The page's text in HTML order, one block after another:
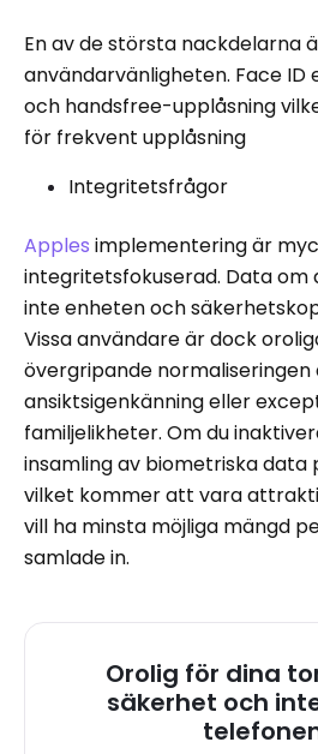
En av de största nackdelarna
användarvänligheten. Face
och handsfree-upplåsning
för frekvent upplåsning
Integritetsfrågor
Apples implementering är
integritetsfokuserad. Data om
inte enheten och
Vissa användare är dock
övergripande normaliseringen
ansiktsigenkänning eller
familjelikheter. Om du
insamling av biometriska data
vilket kommer att vara
vill ha minsta möjliga mängd
samlade in.
Orolig för dina
säkerhet och